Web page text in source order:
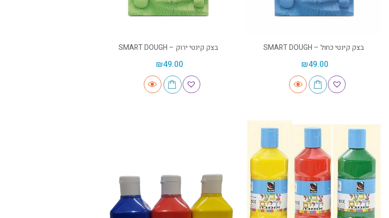
בצק קינטי כחול – SMART DOUGH
₪49.00
בצק קינטי ירוק – SMART DOUGH
₪49.00